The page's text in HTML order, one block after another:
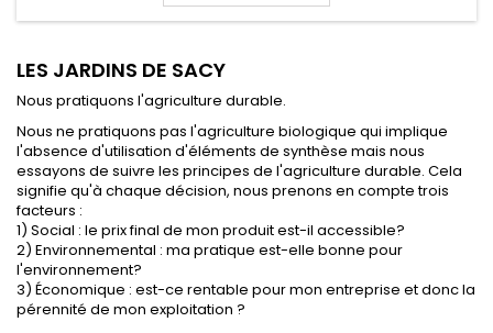
LES JARDINS DE SACY
Nous pratiquons l'agriculture durable.
Nous ne pratiquons pas l'agriculture biologique qui implique
l'absence d'utilisation d'éléments de synthèse mais nous
essayons de suivre les principes de l'agriculture durable. Cela
signifie qu'à chaque décision, nous prenons en compte trois
facteurs :
1) Social : le prix final de mon produit est-il accessible?
2) Environnemental : ma pratique est-elle bonne pour
l'environnement?
3) Économique : est-ce rentable pour mon entreprise et donc la
pérennité de mon exploitation ?